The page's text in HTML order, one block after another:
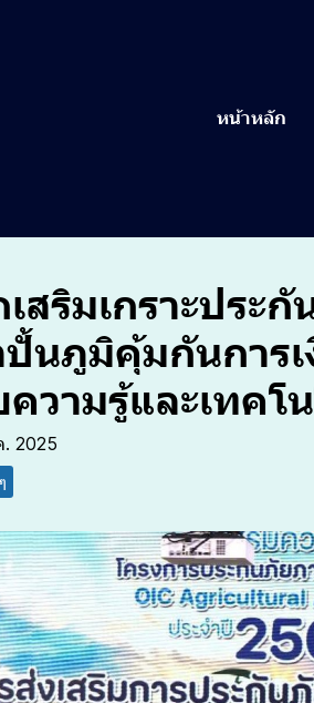
หน้าหลัก
สริมเกราะประ
นภูมิคุ้มกันการเ
วามรู้และเทคโ
. 2025